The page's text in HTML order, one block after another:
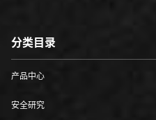
分类目录
产品中心
安全研究